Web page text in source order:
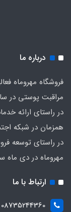
درباره ما
فروشگاه مهروماه
مراقبت پوستی در سال 1403 آغاز
در راستای ارائه
همزمان در شبکه
در راستای توسعه
مهروماه در دی ماه سال 1403 راه
ارتباط با ما
08735244360 - 09356147755